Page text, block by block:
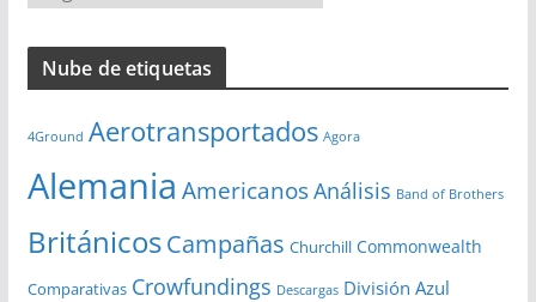
r
c
v
s
Nube de etiquetas
4Ground Aerotransportados Agora
Alemania AmericanosAnálisis Band of Brothers
BritánicosCampañas Churchill Commonwealth
Comparativas Crowfundings Descargas División Azul